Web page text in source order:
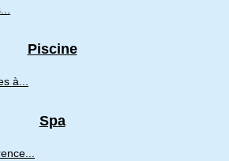
Piscine
à...
Spa